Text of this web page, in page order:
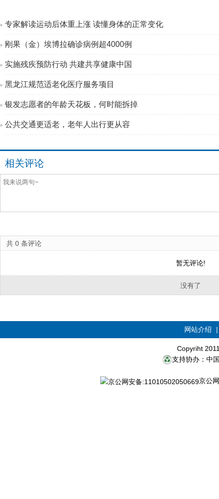
专家解读运动后体重上涨 读懂身体的正常变化
刚果（金）埃博拉确诊病例超4000例
实施残疾预防行动 共建共享健康中国
黑龙江规范适老化医疗服务项目
银发志愿者的年龄天花板，何时能拆掉
公共交通更适老，老年人出行更从容
相关评论
共 0 条评论
暂无评论!
没有了
网站介绍
Copyriht
支持协办：中
京公